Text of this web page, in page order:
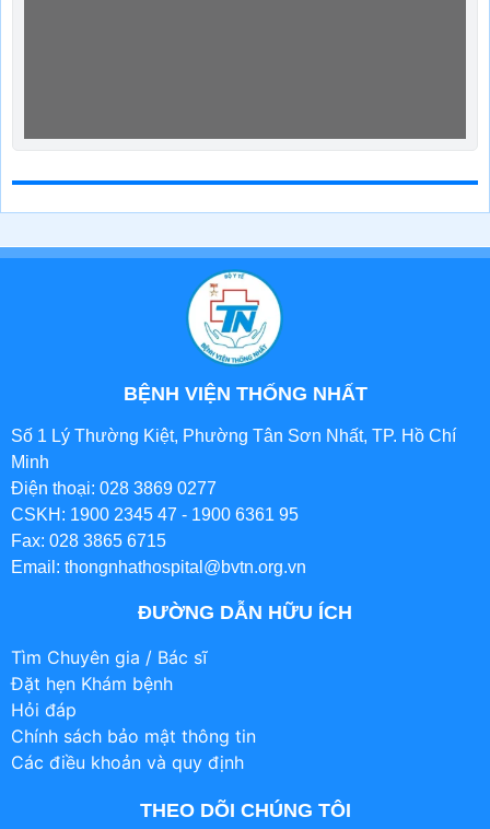
BỆNH VIỆN THỐNG NHẤT
Số 1 Lý Thường Kiệt, Phường Tân Sơn Nhất, TP. Hồ Chí
Minh
Điện thoại: 028 3869 0277
CSKH: 1900 2345 47 - 1900 6361 95
Fax: 028 3865 6715
Email: thongnhathospital@bvtn.org.vn
ĐƯỜNG DẪN HỮU ÍCH
Tìm Chuyên gia / Bác sĩ
Đặt hẹn Khám bệnh
Hỏi đáp
Chính sách bảo mật thông tin
Các điều khoản và quy định
THEO DÕI CHÚNG TÔI